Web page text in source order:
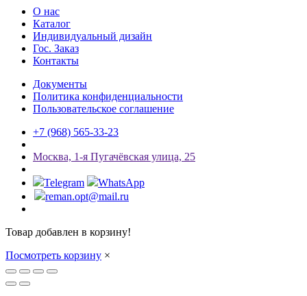
О нас
Каталог
Индивидуальный дизайн
Гос. Заказ
Контакты
Документы
Политика конфиденциальности
Пользовательское соглашение
+7 (968) 565-33-23
Мосĸва, 1-я Пугачёвсĸая улица, 25
Telegram
WhatsApp
reman.opt@mail.ru
Товар добавлен в корзину!
Посмотреть корзину ×